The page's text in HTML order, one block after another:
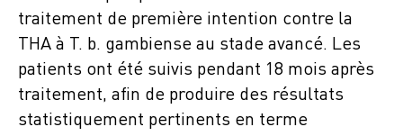
traitement de première intention contre la
THA à T. b. gambiense au stade avancé. Les
patients ont été suivis pendant 18 mois après
traitement, afin de produire des résultats
statistiquement pertinents en terme